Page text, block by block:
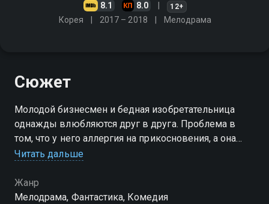
8.1 8.0 12+
Корея 2017 – 2018 Мелодрама
Сюжет
Молодой бизнесмен и бедная изобретательница
однажды влюбляются друг в друга. Проблема в
том, что у него аллергия на прикосновения, а она
выдаёт себя за робота, обманывая своего
Посмотреть онлайн 1 сезон сериала Я не робот вы
Читать дальше
Жанр
Мелодрама, Фантастика, Комедия